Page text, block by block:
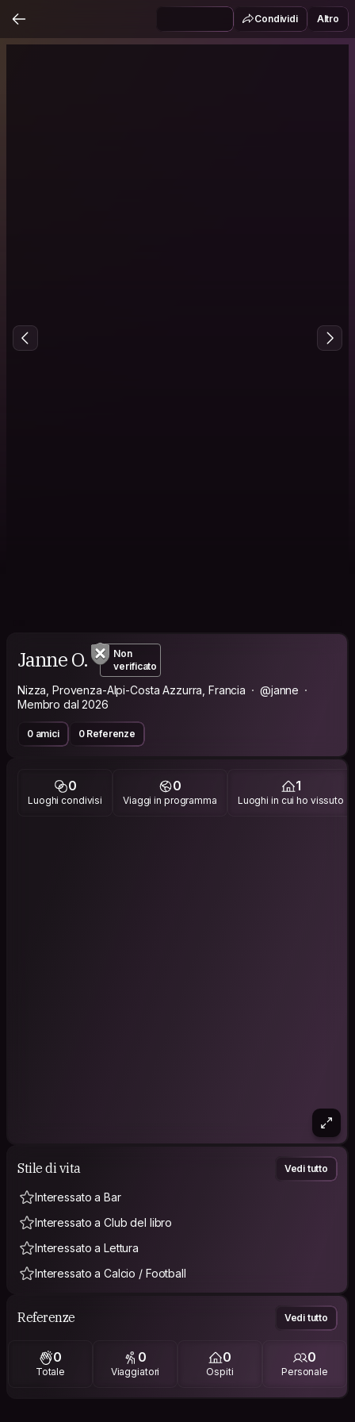
Condividi Altro
Janne O.
Non
verificato
Nizza, Provenza-Alpi-Costa Azzurra, Francia
@janne
Membro dal 2026
0 amici 0 Referenze
0
Luoghi condivisi
0
Viaggi in programma
1
Luoghi in cui ho vissuto
Stile di vita Vedi tutto
Interessato a Bar
Interessato a Club del libro
Interessato a Lettura
Interessato a Calcio / Football
Referenze Vedi tutto
0
Totale
0
Viaggiatori
0
Ospiti
0
Personale